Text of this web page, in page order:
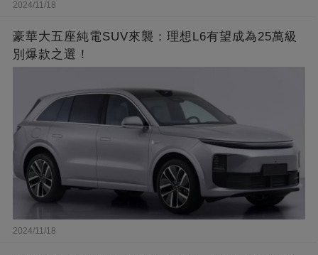
2024/11/18
豪華大五座純電SUV來襲：理想L6有望成為25萬級
別爆款之選！
2024/11/18